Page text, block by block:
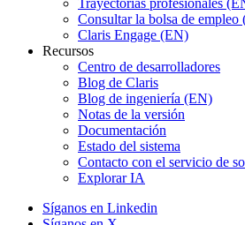
Consultar la bolsa de empleo
Claris Engage (EN)
Recursos
Centro de desarrolladores
Blog de Claris
Blog de ingeniería (EN)
Notas de la versión
Documentación
Estado del sistema
Contacto con el servicio de
Explorar IA
Síganos en Linkedin